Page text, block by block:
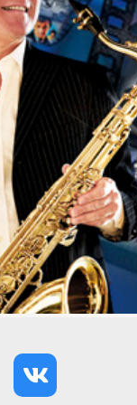
Востока 1001
можно